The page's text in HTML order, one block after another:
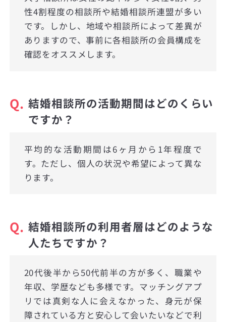
性4割程度の相談所や結婚相談所連盟が多い
です。しかし、地域や相談所によって差異が
ありますので、事前に各相談所の会員構成を
確認をオススメします。
Q. 結婚相談所の活動期間はどのくらい
ですか？
平均的な活動期間は6ヶ月から1年程度で
す。ただし、個人の状況や希望によって異な
ります。
Q. 結婚相談所の利用者層はどのような
人たちですか？
20代後半から50代前半の方が多く、職業や
年収、学歴なども多様です。マッチングアプ
リでは真剣な人に会えなかった、身元が保
障されている方と安心して会いたいなどで利